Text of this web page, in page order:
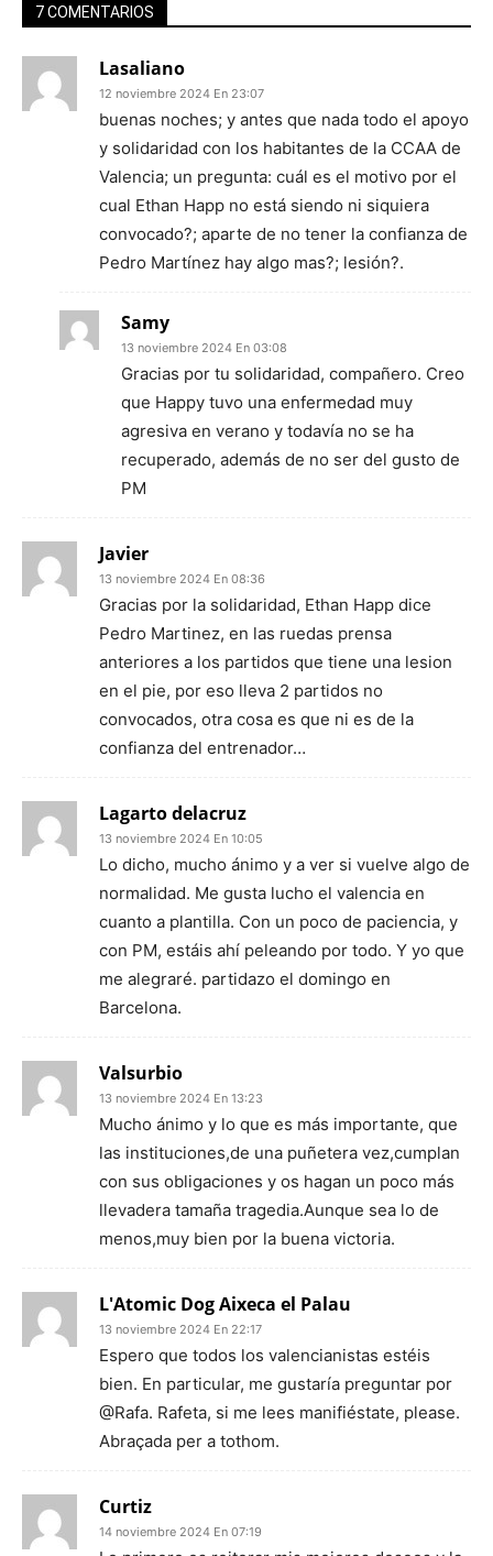
7 COMENTARIOS
Lasaliano
12 noviembre 2024 En 23:07
buenas noches; y antes que nada todo el apoyo
y solidaridad con los habitantes de la CCAA de
Valencia; un pregunta: cuál es el motivo por el
cual Ethan Happ no está siendo ni siquiera
convocado?; aparte de no tener la confianza de
Pedro Martínez hay algo mas?; lesión?.
Samy
13 noviembre 2024 En 03:08
Gracias por tu solidaridad, compañero. Creo
que Happy tuvo una enfermedad muy
agresiva en verano y todavía no se ha
recuperado, además de no ser del gusto de
PM
Javier
13 noviembre 2024 En 08:36
Gracias por la solidaridad, Ethan Happ dice
Pedro Martinez, en las ruedas prensa
anteriores a los partidos que tiene una lesion
en el pie, por eso lleva 2 partidos no
convocados, otra cosa es que ni es de la
confianza del entrenador…
Lagarto delacruz
13 noviembre 2024 En 10:05
Lo dicho, mucho ánimo y a ver si vuelve algo de
normalidad. Me gusta lucho el valencia en
cuanto a plantilla. Con un poco de paciencia, y
con PM, estáis ahí peleando por todo. Y yo que
me alegraré. partidazo el domingo en
Barcelona.
Valsurbio
13 noviembre 2024 En 13:23
Mucho ánimo y lo que es más importante, que
las instituciones,de una puñetera vez,cumplan
con sus obligaciones y os hagan un poco más
llevadera tamaña tragedia.Aunque sea lo de
menos,muy bien por la buena victoria.
L'Atomic Dog Aixeca el Palau
13 noviembre 2024 En 22:17
Espero que todos los valencianistas estéis
bien. En particular, me gustaría preguntar por
@Rafa. Rafeta, si me lees manifiéstate, please.
Abraçada per a tothom.
Curtiz
14 noviembre 2024 En 07:19